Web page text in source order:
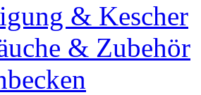
& Kescher
& Zubehör